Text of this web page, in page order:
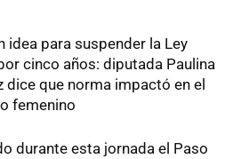
idea para suspender la Ley
cinco años: diputada Paulina
dice que norma impactó en el
femenino
durante esta jornada el Paso